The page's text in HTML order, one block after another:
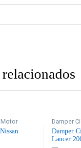
Motor
Damper
Damper
Lancer